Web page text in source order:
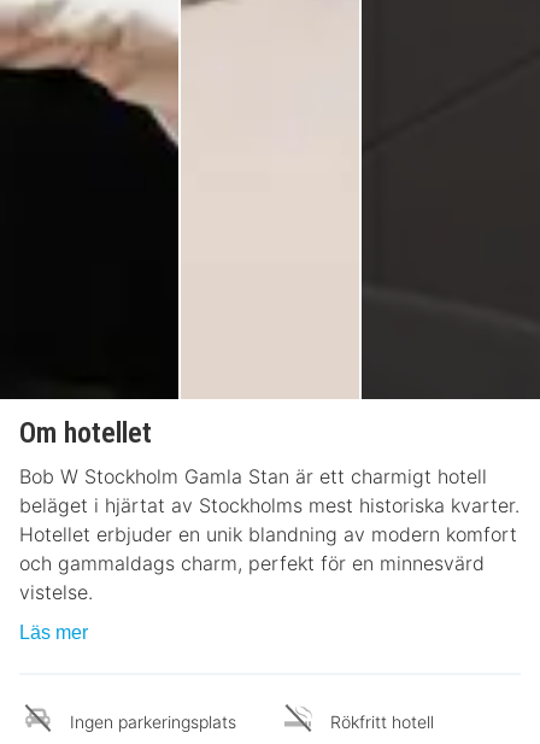
Om hotellet
Bob W Stockholm Gamla Stan är ett charmigt hotell
beläget i hjärtat av Stockholms mest historiska kvarter.
Hotellet erbjuder en unik blandning av modern komfort
och gammaldags charm, perfekt för en minnesvärd
vistelse.
Läs mer
Ingen parkeringsplats
Rökfritt hotell